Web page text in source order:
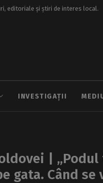
editoriale și știri de interes local.
INVESTIGAȚII
|
gata. Când